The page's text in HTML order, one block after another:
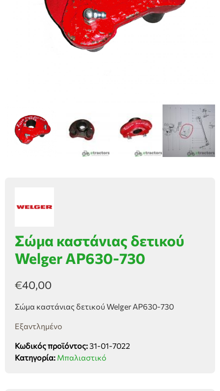
Σώμα καστάνιας δετικού
Welger AP630-730
€40,00
Σώμα καστάνιας δετικού Welger AP630-730
Εξαντλημένο
Κωδικός προϊόντος:31-01-7022
Κατηγορία: Μπαλιαστικό